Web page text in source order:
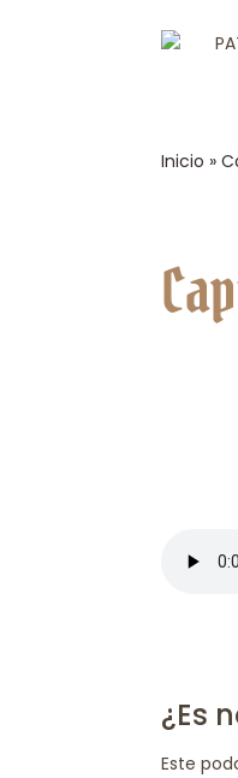
Inicio »
¿Es
Este